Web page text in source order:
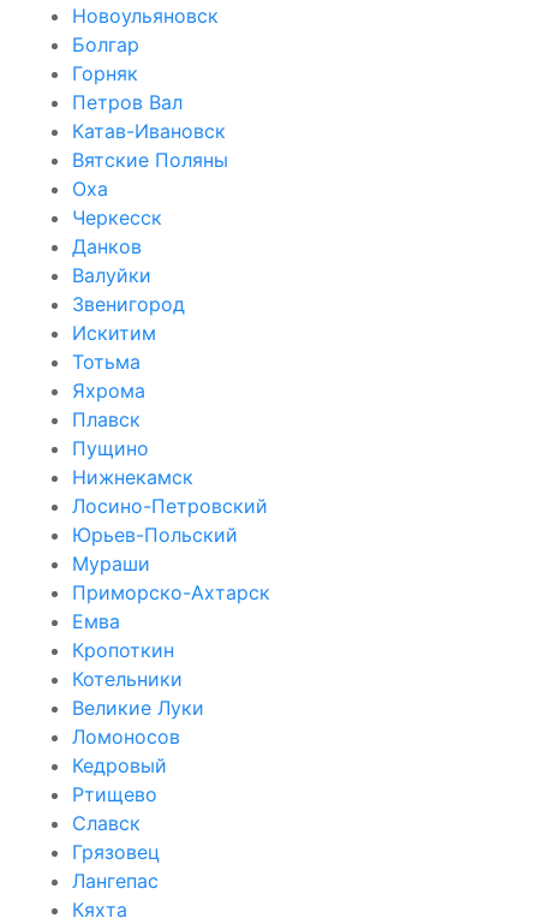
Новоульяновск
Болгар
Горняк
Петров Вал
Катав-Ивановск
Вятские Поляны
Оха
Черкесск
Данков
Валуйки
Звенигород
Искитим
Тотьма
Яхрома
Плавск
Пущино
Нижнекамск
Лосино-Петровский
Юрьев-Польский
Мураши
Приморско-Ахтарск
Емва
Кропоткин
Котельники
Великие Луки
Ломоносов
Кедровый
Ртищево
Славск
Грязовец
Лангепас
Кяхта